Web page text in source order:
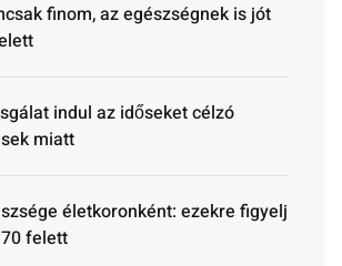
finom, az egészségnek is jót
indul az időseket célzó
miatt
életkoronként: ezekre figyelj
felett